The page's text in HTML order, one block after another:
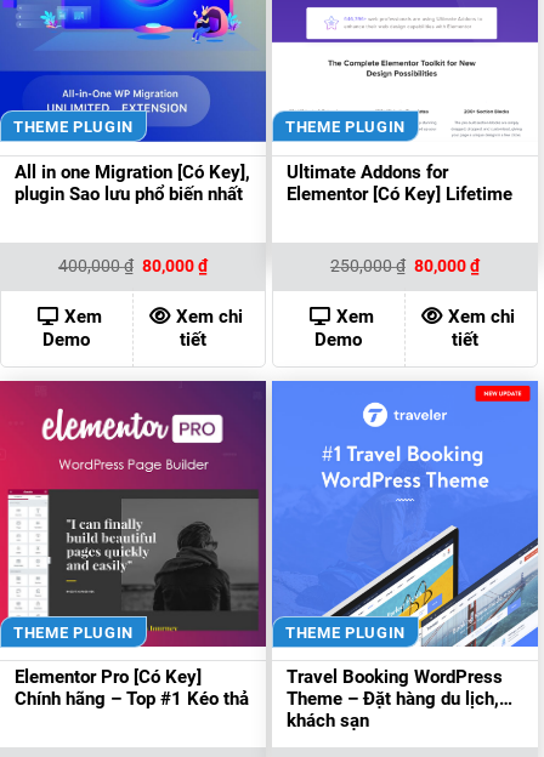
THEME PLUGIN
All in one Migration [Có Key],
plugin Sao lưu phổ biến nhất
400,000₫ Giá
gốc
là:
400,000 ₫.
80,000₫Giá
hiện
tại
là:
80,000 ₫.
Xem
Demo
Xem chi
tiết
THEME PLUGIN
Ultimate Addons for
Elementor [Có Key] Lifetime
250,000₫ Giá
gốc
là:
250,000 ₫.
80,000₫Giá
hiện
tại
là:
80,000
Xem
Demo
Xem chi
tiết
THEME PLUGIN
Elementor Pro [Có Key]
Chính hãng – Top #1 Kéo thả
THEME PLUGIN
Travel Booking WordPress
Theme – Đặt hàng du lịch,
khách sạn